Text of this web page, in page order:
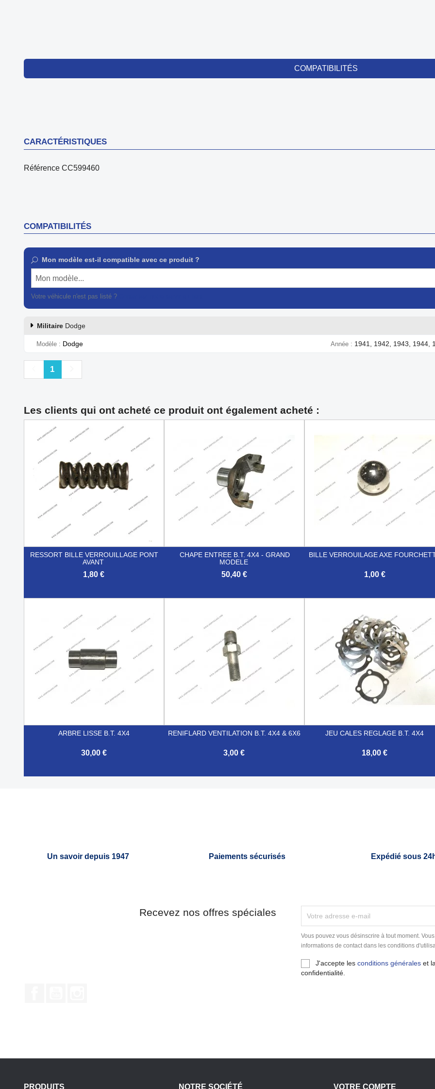
COMPATIBILITÉS
CARACTÉRISTIQUES
Référence CC599460
COMPATIBILITÉS
Mon modèle est-il compatible avec ce produit ?
Mon modèle...
Votre véhicule n'est pas listé ?
Militaire Dodge
Modèle Dodge Année 1941, 1942, 1943, 1944,
Précédent
1
Les clients qui ont acheté ce produit ont également acheté :
RESSORT BILLE VERROUILLAGE PONT
AVANT
1,80 €
CHAPE ENTREE B.T. 4X4 - GRAND
MODELE
50,40 €
BILLE VERROUILAGE AXE
1,00 €
ARBRE LISSE B.T. 4X4
30,00 €
RENIFLARD VENTILATION B.T. 4X4 & 6X6
3,00 €
JEU CALES REGLAGE B.T. 4X4
18,00 €
Un savoir depuis 1947 Paiements sécurisés Expédié sous
Recevez nos offres spéciales
Vous pouvez vous désinscrire à tout moment.
informations de contact dans les conditions
J'accepte lesconditions générales et
confidentialité.
PRODUITS NOTRE SOCIÉTÉ VOTRE COMPTE